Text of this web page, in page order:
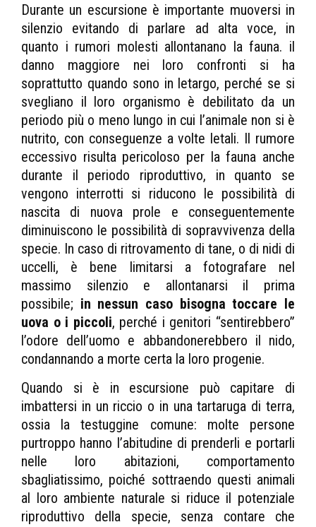
Durante un escursione è importante muoversi in
silenzio evitando di parlare ad alta voce, in
quanto i rumori molesti allontanano la fauna. il
danno maggiore nei loro confronti si ha
soprattutto quando sono in letargo, perché se si
svegliano il loro organismo è debilitato da un
periodo più o meno lungo in cui l’animale non si è
nutrito, con conseguenze a volte letali. Il rumore
eccessivo risulta pericoloso per la fauna anche
durante il periodo riproduttivo, in quanto se
vengono interrotti si riducono le possibilità di
nascita di nuova prole e conseguentemente
diminuiscono le possibilità di sopravvivenza della
specie. In caso di ritrovamento di tane, o di nidi di
uccelli, è bene limitarsi a fotografare nel
massimo silenzio e allontanarsi il prima
possibile; in nessun caso bisogna toccare le
uova o i piccoli, perché i genitori “sentirebbero”
l’odore dell’uomo e abbandonerebbero il nido,
condannando a morte certa la loro progenie.
Quando si è in escursione può capitare di
imbattersi in un riccio o in una tartaruga di terra,
ossia la testuggine comune: molte persone
purtroppo hanno l’abitudine di prenderli e portarli
nelle loro abitazioni, comportamento
sbagliatissimo, poiché sottraendo questi animali
al loro ambiente naturale si riduce il potenziale
riproduttivo della specie, senza contare che